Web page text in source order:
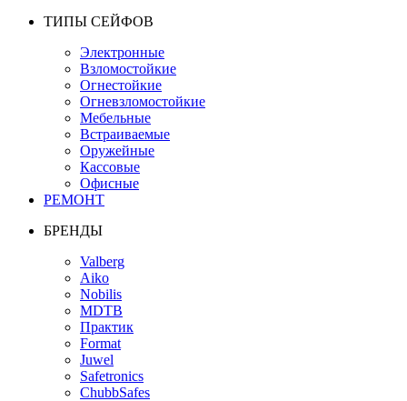
ТИПЫ СЕЙФОВ
Электронные
Взломостойкие
Огнестойкие
Огневзломостойкие
Мебельные
Встраиваемые
Оружейные
Кассовые
Офисные
РЕМОНТ
БРЕНДЫ
Valberg
Aiko
Nobilis
MDTB
Практик
Format
Juwel
Safetronics
ChubbSafes